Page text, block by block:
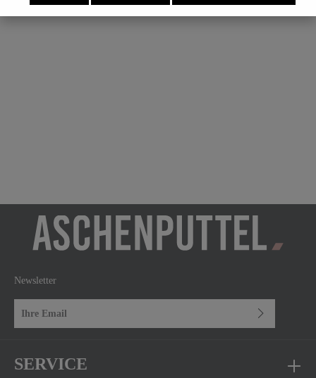
Wir freuen uns auf Dich!
Newsletter
SERVICE